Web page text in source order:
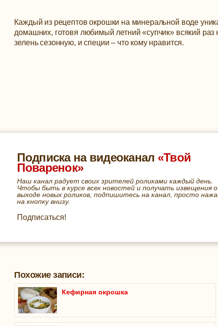
Каждый из рецептов окрошки на минеральной воде
домашних, готовя любимый летний «супчик» всякий
зелень сезонную, и специи – что кому нравится.
Подписка на видеоканал «Твой
Поваренок»
Наш канал радует своих зрителей роликами каждый день.
Чтобы быть в курсе всех новостей и получать извещения о
выходе новых роликов, подпишитесь на канал, просто
на кнопку внизу.
Подписаться!
Похожие записи:
Кефирная окрошка